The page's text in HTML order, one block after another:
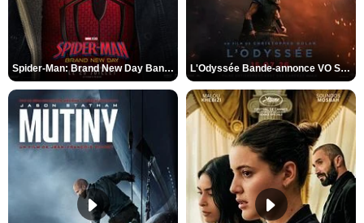
Spider-Man: Brand New Day Bande-annonce VO STFR L'Odyssée Bande-annonce VO STFR